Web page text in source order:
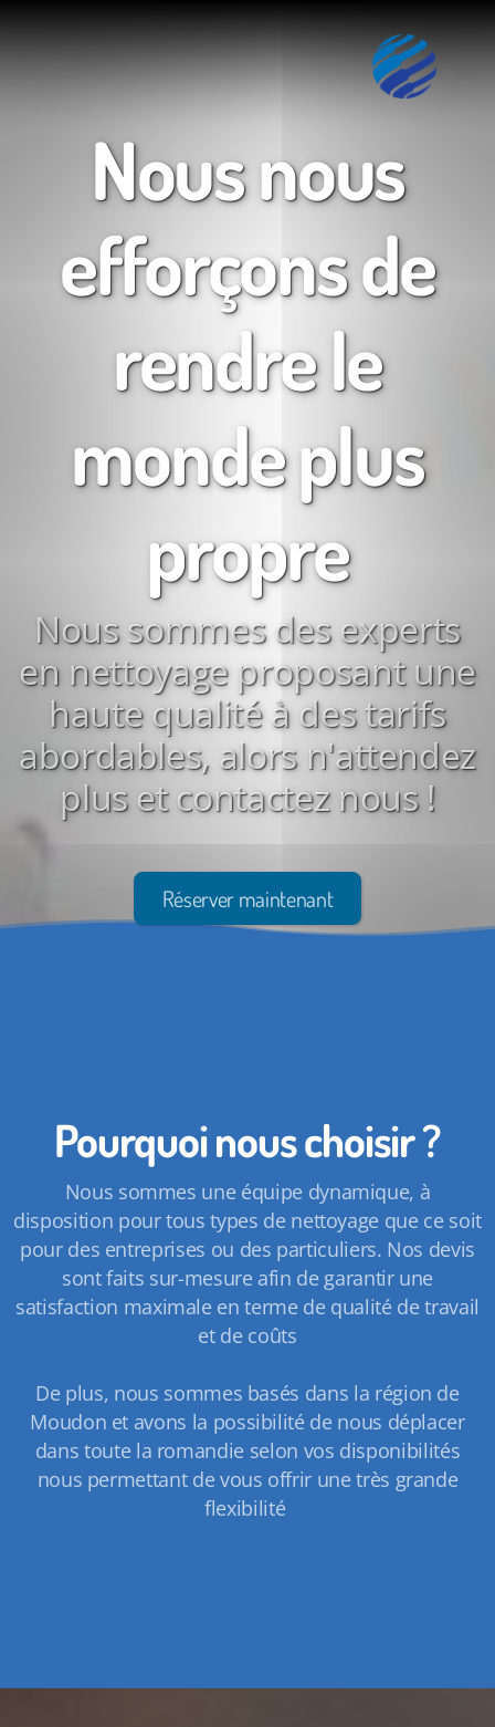
Nous nous
efforçons de
rendre le
monde plus
propre
Nous sommes des experts
en nettoyage proposant une
haute qualité à des tarifs
abordables, alors n'attendez
plus et contactez nous !
Réserver maintenant
Pourquoi nous choisir ?
Nous sommes une équipe dynamique, à
disposition pour tous types de nettoyage que ce soit
pour des entreprises ou des particuliers. Nos devis
sont faits sur-mesure afin de garantir une
satisfaction maximale en terme de qualité de travail
et de coûts
De plus, nous sommes basés dans la région de
Moudon et avons la possibilité de nous déplacer
dans toute la romandie selon vos disponibilités
nous permettant de vous offrir une très grande
flexibilité